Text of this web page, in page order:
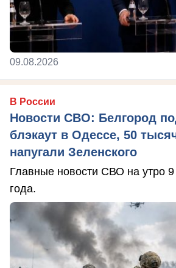
09.08.2026
В России
Новости СВО: Белгород
блэкаут в Одессе, 50
напугали Зеленского
Главные новости СВО на утро 9
года.